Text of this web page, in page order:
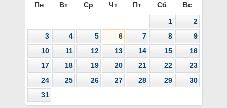
Пн Вт Ср Чт Пт Сб Вс
1
2
3
4 5 6 7 8
9
10
11 12 13 14 15
16
17
18 19 20 21 22
23
24
25 26 27 28 29
30
31